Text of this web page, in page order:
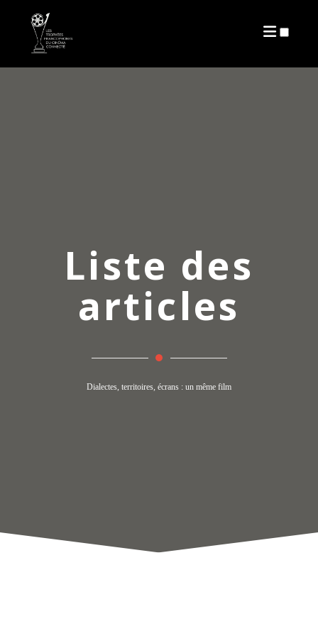
Liste des
articles
Dialectes, territoires, écrans : un même film